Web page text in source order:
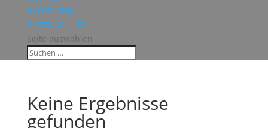
IMPRESSUM
DATENSCHUTZ
Seite auswählen
Keine Ergebnisse
gefunden